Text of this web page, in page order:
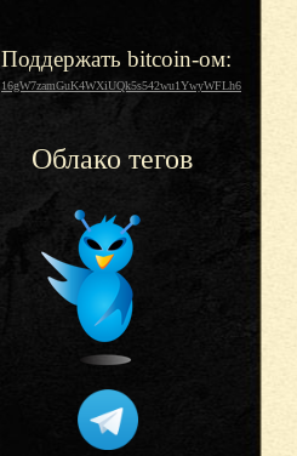
Поддержать bitcoin-ом:
16gW7zamGuK4WXiUQk5s542wu1YwyWFLh6
Облако тегов